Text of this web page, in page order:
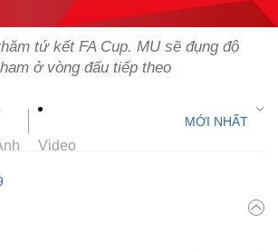
tứ kết FA Cup. MU sẽ đụng độ
ở vòng đấu tiếp theo
Video